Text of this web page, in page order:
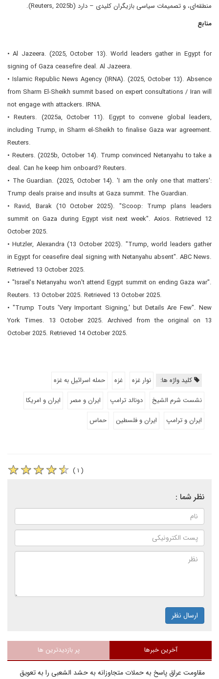
منطقه‌ای، و تصمیمات سیاسی بازیگران کلیدی – دارد (Reuters, 2025b).
منابع
• Al Jazeera. (2025, October 13). World leaders gather in Egypt for
signing of Gaza ceasefire deal. Al Jazeera.
• Islamic Republic News Agency (IRNA). (2025, October 13). Absence
from Sharm El-Sheikh summit based on expert consultations / Iran will
not engage with attackers. IRNA.
• Reuters. (2025a, October 11). Egypt to convene global leaders,
including Trump, in Sharm el-Sheikh to finalise Gaza war agreement.
Reuters.
• Reuters. (2025b, October 14). Trump convinced Netanyahu to take a
deal. Can he keep him onboard? Reuters.
• The Guardian. (2025, October 14). 'I am the only one that matters':
Trump deals praise and insults at Gaza summit. The Guardian.
• Ravid, Barak (10 October 2025). "Scoop: Trump plans leaders
summit on Gaza during Egypt visit next week". Axios. Retrieved 12
October 2025.
• Hutzler, Alexandra (13 October 2025). "Trump, world leaders gather
in Egypt for ceasefire deal signing with Netanyahu absent". ABC News.
Retrieved 13 October 2025.
• "Israel's Netanyahu won't attend Egypt summit on ending Gaza war".
Reuters. 13 October 2025. Retrieved 13 October 2025.
• "Trump Touts 'Very Important Signing,' but Details Are Few". New
York Times. 13 October 2025. Archived from the original on 13
October 2025. Retrieved 14 October 2025.
کلید واژه ها: نوار غزه غزه
حمله اسرائیل به غزه
نشست شرم الشیخ
دونالد ترامپ ایران و مصر
ایران و امریکا
ایران و ترامپ
ایران و فلسطین حماس
( ۱ )
نظر شما :
ارسال نظر
آخرین خبرها پر بازدیدترین ها
مقاومت عراق پاسخ به حملات متجاوزانه به حشد الشعبی را به تعویق